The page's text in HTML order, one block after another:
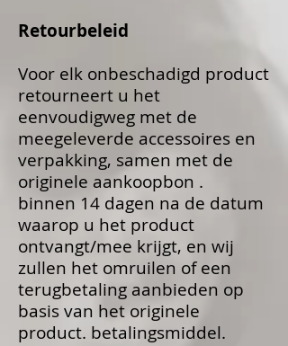
Retourbeleid
Voor elk onbeschadigd product
retourneert u het
eenvoudigweg met de
meegeleverde accessoires en
verpakking, samen met de
originele aankoopbon .
binnen 14 dagen na de datum
waarop u het product
ontvangt/mee krijgt, en wij
zullen het omruilen of een
terugbetaling aanbieden op
basis van het originele
product. betalingsmiddel.